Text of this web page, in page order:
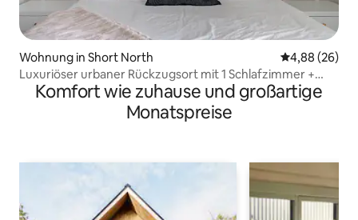
Wohnung in Short North
4,88 (26)
Luxuriöser urbaner Rückzugsort mit 1 Schlafzimmer +
Arbeitsplatz
Komfort wie zuhause und großartige
Monatspreise